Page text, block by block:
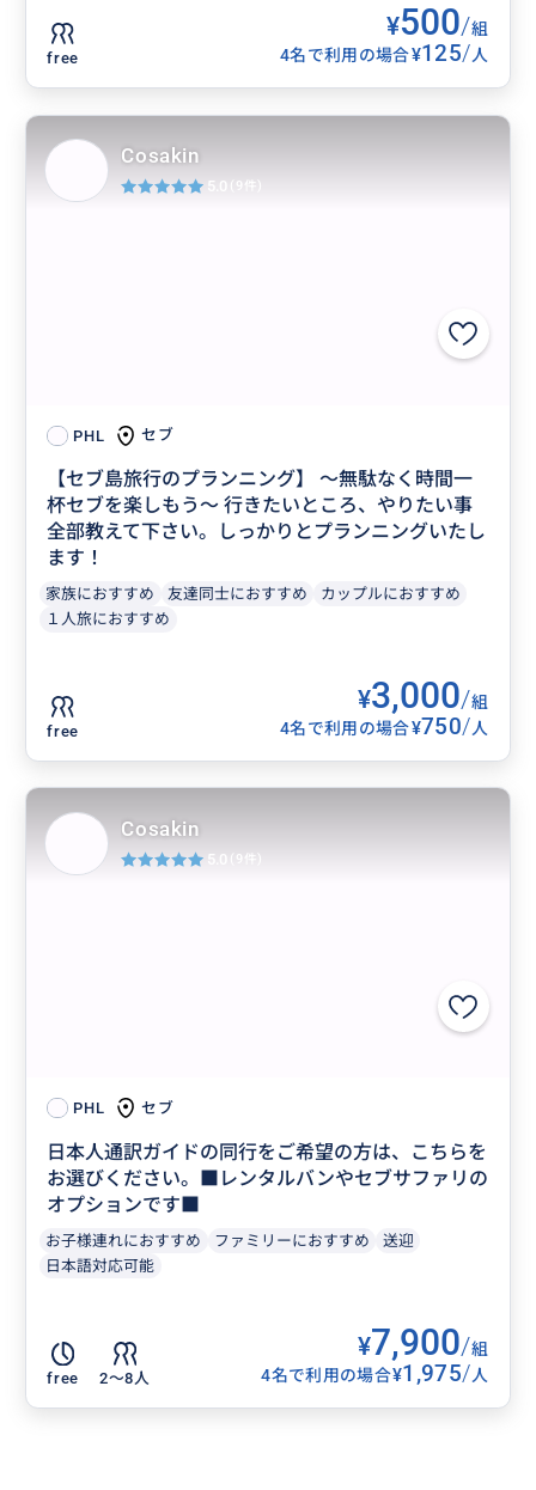
free
¥500/組
4名で利用の場合¥125/人
PHL セブ
【セブ島旅行のプランニング】 ～無駄なく時間一
杯セブを楽しもう～ 行きたいところ、やりたい事
全部教えて下さい。しっかりとプランニングいたし
ます！
家族におすすめ 友達同士におすすめ
カップルにおすすめ
１人旅におすすめ
free
¥3,000/組
4名で利用の場合¥750/人
Cosakin
5.0 (9件)
PHL セブ
日本人通訳ガイドの同行をご希望の方は、こちらを
お選びください。■レンタルバンやセブサファリの
オプションです■
お子様連れにおすすめ ファミリーにおすすめ
送迎
日本語対応可能
free 2〜8人
¥7,900/組
4名で利用の場合¥1,975/人
Cosakin
5.0 (9件)